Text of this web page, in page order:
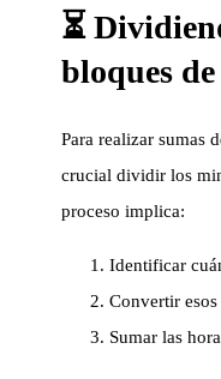
⏳
bloques de
Para realizar sumas
crucial dividir los
proceso implica:
Identificar
Convertir
Sumar las